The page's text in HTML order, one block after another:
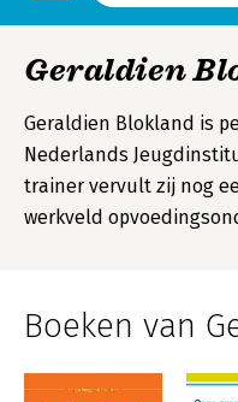
Geraldien
Geraldien Blokland is
Nederlands
trainer vervult zij nog
werkveld
Boeken van